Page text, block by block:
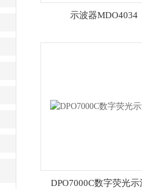
示波器MDO4034
DPO7000C数字荧光示